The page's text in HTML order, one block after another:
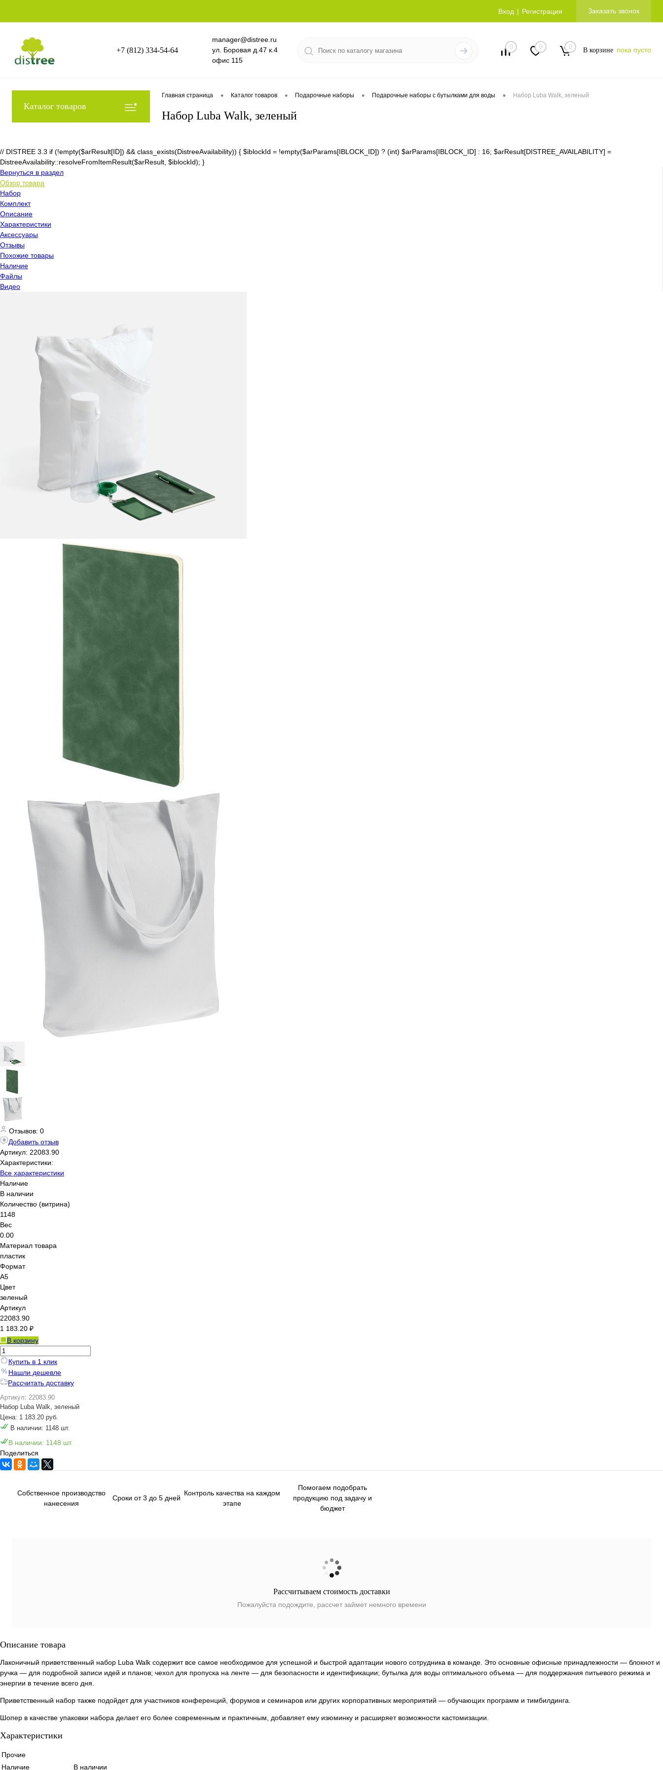
Вход Регистрация Заказать звонок
+7 (812) 334-54-64
manager@distree.ru
ул. Боровая д.47 к.4
офис 115
0 0 0 В корзине пока пусто
Каталог товаров
Главная страница • Каталог товаров • Подарочные наборы • Подарочные наборы с бутылками для воды • Набор Luba Walk, зеленый
Набор Luba Walk, зеленый
// DISTREE 3.3 if (!empty($arResult[ID]) && class_exists(DistreeAvailability)) { $iblockId = !empty($arParams[IBLOCK_ID]) ? (int) $arParams[IBLOCK_ID] : 16; $arResult[DISTREE_AVAILABILITY] =
DistreeAvailability::resolveFromItemResult($arResult, $iblockId); }
Вернуться в раздел
Обзор товара
Набор
Комплект
Описание
Характеристики
Аксессуары
Отзывы
Похожие товары
Наличие
Файлы
Видео
Отзывов: 0
Добавить отзыв
Артикул: 22083.90
Характеристики:
Все характеристики
Наличие
В наличии
Количество (витрина)
1148
Вес
0.00
Материал товара
пластик
Формат
А5
Цвет
зеленый
Артикул
22083.90
1 183.20 ₽
В корзину
Купить в 1 клик
Нашли дешевле
Рассчитать доставку
Артикул: 22083.90
Набор Luba Walk, зеленый
Цена: 1 183.20 руб.
В наличии: 1148 шт.
В наличии: 1148 шт.
Поделиться
Собственное производство
нанесения
Сроки от 3 до 5 дней
Контроль качества на каждом
этапе
Помогаем подобрать
продукцию под задачу и
бюджет
Рассчитываем стоимость доставки
Пожалуйста подождите, рассчет займет немного времени
Описание товара
Лаконичный приветственный набор Luba Walk содержит все самое необходимое для успешной и быстрой адаптации нового сотрудника в команде. Это основные офисные принадлежности — блокнот и
ручка — для подробной записи идей и планов; чехол для пропуска на ленте — для безопасности и идентификации; бутылка для воды оптимального объема — для поддержания питьевого режима и
энергии в течение всего дня.
Приветственный набор также подойдет для участников конференций, форумов и семинаров или других корпоративных мероприятий — обучающих программ и тимбилдинга.
Шопер в качестве упаковки набора делает его более современным и практичным, добавляет ему изюминку и расширяет возможности кастомизации.
Характеристики
Прочие
Наличие
В наличии